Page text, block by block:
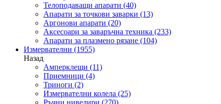
Телоподаващи апарати (40)
Апарати за точкови заварки (13)
Аргонови апарати (20)
Аксесоари за заваръчна техника (233)
Апарати за плазмено рязане (104)
Измервателни (1955)
Назад
Амперклещи (11)
Приемници (4)
Триноги (2)
Измервателни колела (25)
Ръчни нивелири (270)